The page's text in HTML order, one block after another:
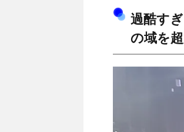
過酷す
の域を